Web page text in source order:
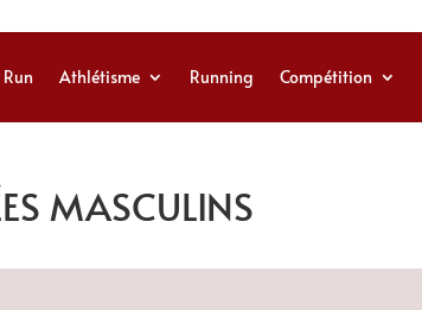
Run Athlétisme Running Compétition
MASCULINS